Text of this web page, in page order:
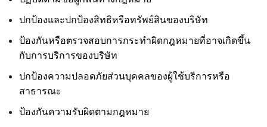
ปกป้องและปกป้องสิทธิหรือทรัพย์สินของบริษัท
ป้องกันหรือตรวจสอบการกระทำผิดกฎหมายที่อาจเกิดขึ้น
กับการบริการของบริษัท
ปกป้องความปลอดภัยส่วนบุคคลของผู้ใช้บริการหรือ
สาธารณะ
ป้องกันความรับผิดตามกฎหมาย